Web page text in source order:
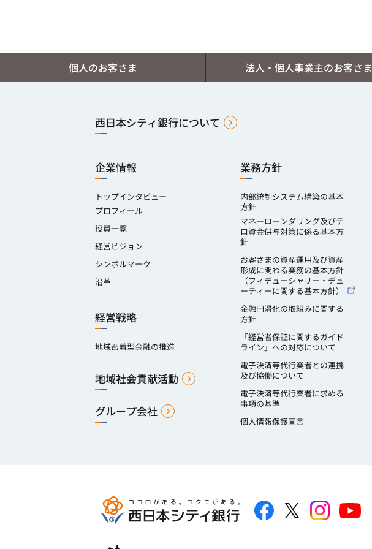
個人のお客さま 法人・個人事業主のお客さま
西日本シティ銀行について
企業情報
トップインタビュー
プロフィール
役員一覧
経営ビジョン
シンボルマーク
沿革
経営戦略
地域密着型金融の推進
地域社会貢献活動
グループ会社
業務方針
内部統制システム構築の基本
方針
マネーローンダリング及びテ
ロ資金供与対策に係る基本方
針
お客さまの資産運用及び資産
形成に関わる業務の基本方針
（フィデューシャリー・デュ
ーティーに関する基本方針）
金融円滑化の取組みに関する
方針
「経営者保証に関するガイド
ライン」への対応について
電子決済等代行業者との連携
及び協働について
電子決済等代行業者に求める
事項の基準
個人情報保護宣言